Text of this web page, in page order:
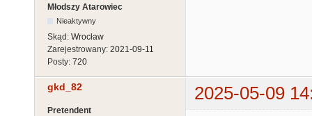
Młodszy Atarowiec
Nieaktywny
Skąd: Wrocław
Zarejestrowany: 2021-09-11
Posty: 720
gkd_82 2025-05-09
Pretendent